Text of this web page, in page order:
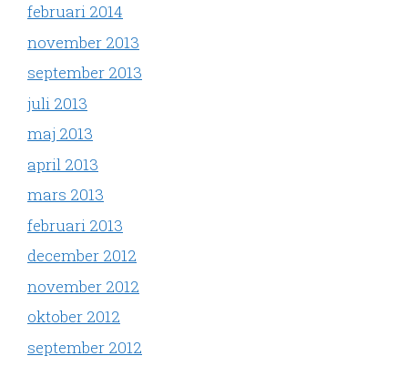
februari 2014
november 2013
september 2013
juli 2013
maj 2013
april 2013
mars 2013
februari 2013
december 2012
november 2012
oktober 2012
september 2012